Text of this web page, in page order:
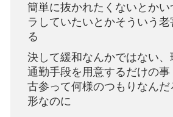
簡単に抜かれたくないとか
ラしていたいとかそういう
る
決して緩和なんかではない
通勤手段を用意するだけの事
古参って何様のつもりなんだ
形なのに